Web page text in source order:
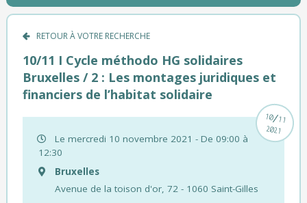
RETOUR À VOTRE RECHERCHE
10/11 I Cycle méthodo HG solidaires
Bruxelles / 2 : Les montages juridiques et
financiers de l’habitat solidaire
Le mercredi 10 novembre 2021 - De 09:00 à
12:30
Bruxelles
Avenue de la toison d'or, 72 - 1060 Saint-Gilles
10/11
2021